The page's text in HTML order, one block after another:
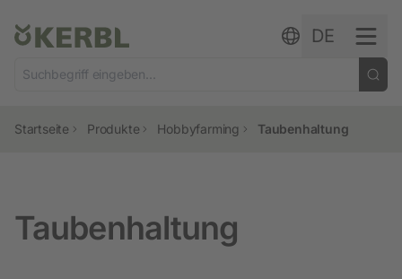
DE
Startseite Produkte Hobbyfarming Taubenhaltung
Taubenhaltung